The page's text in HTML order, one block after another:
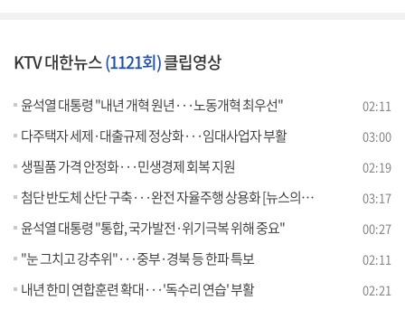
KTV 대한뉴스(1121회)클립영상
윤석열 대통령 "내년 개혁 원년···노동개혁 최우선" 02:11
다주택자 세제·대출규제 정상화···임대사업자 부활 03:00
생필품 가격 안정화···민생경제 회복 지원 02:19
첨단 반도체 산단 구축···완전 자율주행 상용화 [뉴스의 맥] 03:17
윤석열 대통령 "통합, 국가발전·위기극복 위해 중요" 00:27
"눈 그치고 강추위"···중부·경북 등 한파 특보 02:11
내년 한미 연합훈련 확대···'독수리 연습' 부활 02:21